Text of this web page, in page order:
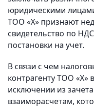
юридическими
ТОО «Х» признают
свидетельство по НДС
постановки на учет.
В связи с чем
контрагенту ТОО «Х»
исключении из
взаиморасчетам,